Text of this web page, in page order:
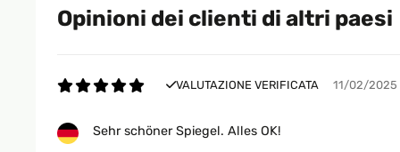
Opinioni dei clienti di altri paesi
VALUTAZIONE VERIFICATA 11/02/2025
Sehr schöner Spiegel. Alles OK!